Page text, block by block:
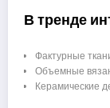
В тренде
Фактурные
Объемные
Керамические